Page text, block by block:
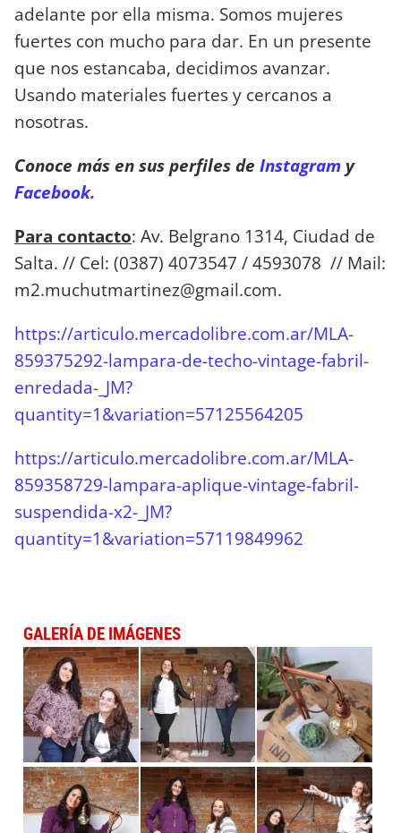
adelante por ella misma. Somos mujeres
fuertes con mucho para dar. En un presente
que nos estancaba, decidimos avanzar.
Usando materiales fuertes y cercanos a
nosotras.
Conoce más en sus perfiles de Instagram y
Facebook.
Para contacto: Av. Belgrano 1314, Ciudad de
Salta. // Cel: (0387) 4073547 / 4593078 // Mail:
m2.muchutmartinez@gmail.com.
https://articulo.mercadolibre.com.ar/MLA-
859375292-lampara-de-techo-vintage-fabril-
enredada-_JM?
quantity=1&variation=57125564205
https://articulo.mercadolibre.com.ar/MLA-
859358729-lampara-aplique-vintage-fabril-
suspendida-x2-_JM?
quantity=1&variation=57119849962
GALERÍA DE IMÁGENES